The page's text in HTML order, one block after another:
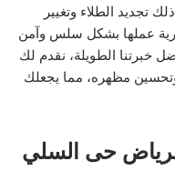
تجديد الطلاء وتغيير
عملها بشكل سلس وآمن
خبرتنا الطويلة، نقدم لك
مظهره، مما يجعلك
حى السلي